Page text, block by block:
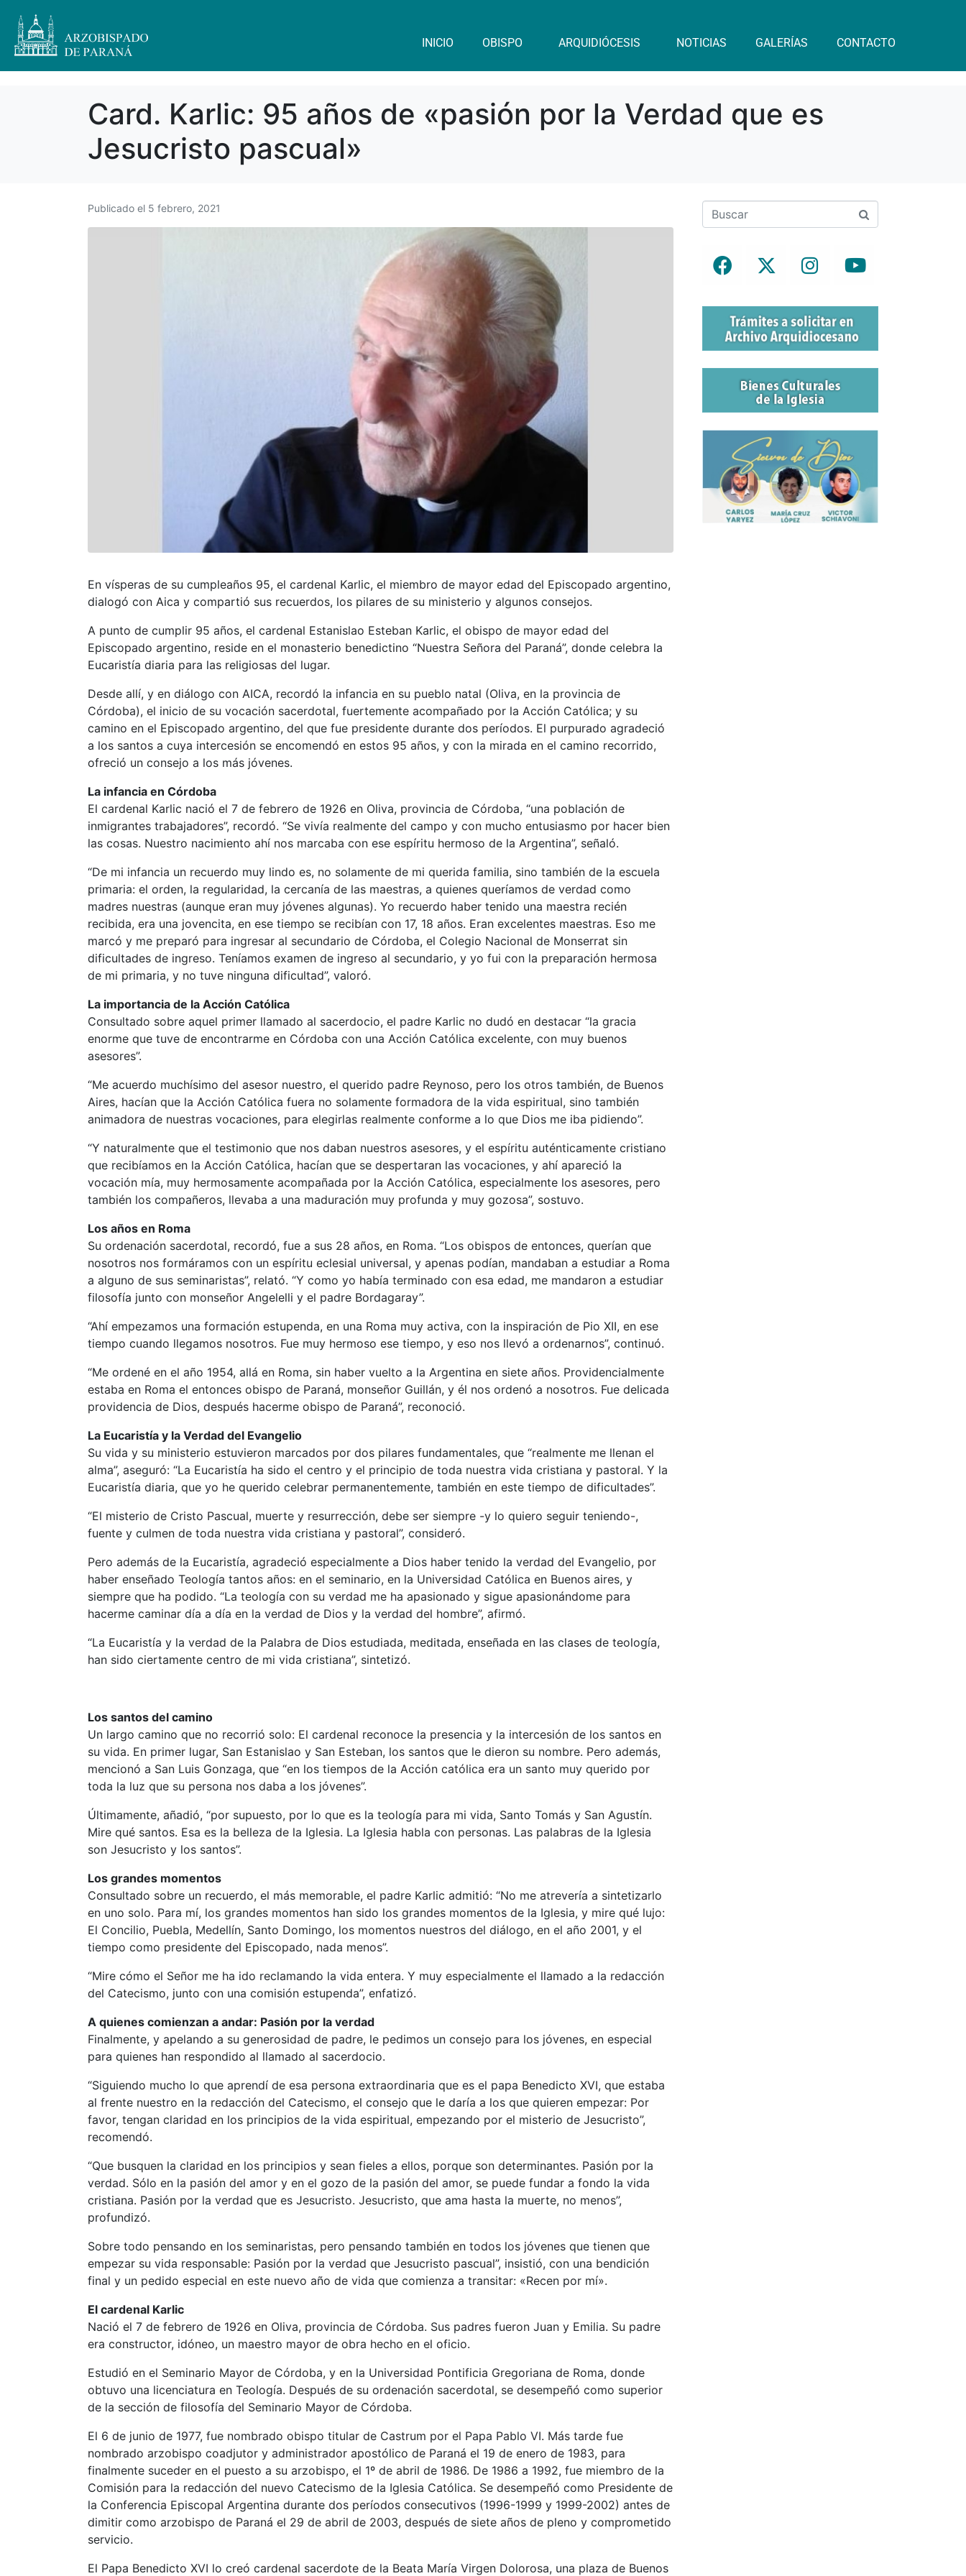
INICIO OBISPO ARQUIDIÓCESIS NOTICIAS GALERÍAS CONTACTO
Card. Karlic: 95 años de «pasión por la Verdad que es
Jesucristo pascual»
Publicado el 5 febrero, 2021
En vísperas de su cumpleaños 95, el cardenal Karlic, el miembro de mayor edad del Episcopado argentino,
dialogó con Aica y compartió sus recuerdos, los pilares de su ministerio y algunos consejos.
A punto de cumplir 95 años, el cardenal Estanislao Esteban Karlic, el obispo de mayor edad del
Episcopado argentino, reside en el monasterio benedictino “Nuestra Señora del Paraná”, donde celebra la
Eucaristía diaria para las religiosas del lugar.
Desde allí, y en diálogo con AICA, recordó la infancia en su pueblo natal (Oliva, en la provincia de
Córdoba), el inicio de su vocación sacerdotal, fuertemente acompañado por la Acción Católica; y su
camino en el Episcopado argentino, del que fue presidente durante dos períodos. El purpurado agradeció
a los santos a cuya intercesión se encomendó en estos 95 años, y con la mirada en el camino recorrido,
ofreció un consejo a los más jóvenes.
La infancia en Córdoba
El cardenal Karlic nació el 7 de febrero de 1926 en Oliva, provincia de Córdoba, “una población de
inmigrantes trabajadores”, recordó. “Se vivía realmente del campo y con mucho entusiasmo por hacer bien
las cosas. Nuestro nacimiento ahí nos marcaba con ese espíritu hermoso de la Argentina”, señaló.
“De mi infancia un recuerdo muy lindo es, no solamente de mi querida familia, sino también de la escuela
primaria: el orden, la regularidad, la cercanía de las maestras, a quienes queríamos de verdad como
madres nuestras (aunque eran muy jóvenes algunas). Yo recuerdo haber tenido una maestra recién
recibida, era una jovencita, en ese tiempo se recibían con 17, 18 años. Eran excelentes maestras. Eso me
marcó y me preparó para ingresar al secundario de Córdoba, el Colegio Nacional de Monserrat sin
dificultades de ingreso. Teníamos examen de ingreso al secundario, y yo fui con la preparación hermosa
de mi primaria, y no tuve ninguna dificultad”, valoró.
La importancia de la Acción Católica
Consultado sobre aquel primer llamado al sacerdocio, el padre Karlic no dudó en destacar “la gracia
enorme que tuve de encontrarme en Córdoba con una Acción Católica excelente, con muy buenos
asesores”.
“Me acuerdo muchísimo del asesor nuestro, el querido padre Reynoso, pero los otros también, de Buenos
Aires, hacían que la Acción Católica fuera no solamente formadora de la vida espiritual, sino también
animadora de nuestras vocaciones, para elegirlas realmente conforme a lo que Dios me iba pidiendo”.
“Y naturalmente que el testimonio que nos daban nuestros asesores, y el espíritu auténticamente cristiano
que recibíamos en la Acción Católica, hacían que se despertaran las vocaciones, y ahí apareció la
vocación mía, muy hermosamente acompañada por la Acción Católica, especialmente los asesores, pero
también los compañeros, llevaba a una maduración muy profunda y muy gozosa”, sostuvo.
Los años en Roma
Su ordenación sacerdotal, recordó, fue a sus 28 años, en Roma. “Los obispos de entonces, querían que
nosotros nos formáramos con un espíritu eclesial universal, y apenas podían, mandaban a estudiar a Roma
a alguno de sus seminaristas”, relató. “Y como yo había terminado con esa edad, me mandaron a estudiar
filosofía junto con monseñor Angelelli y el padre Bordagaray”.
“Ahí empezamos una formación estupenda, en una Roma muy activa, con la inspiración de Pio XII, en ese
tiempo cuando llegamos nosotros. Fue muy hermoso ese tiempo, y eso nos llevó a ordenarnos”, continuó.
“Me ordené en el año 1954, allá en Roma, sin haber vuelto a la Argentina en siete años. Providencialmente
estaba en Roma el entonces obispo de Paraná, monseñor Guillán, y él nos ordenó a nosotros. Fue delicada
providencia de Dios, después hacerme obispo de Paraná”, reconoció.
La Eucaristía y la Verdad del Evangelio
Su vida y su ministerio estuvieron marcados por dos pilares fundamentales, que “realmente me llenan el
alma”, aseguró: “La Eucaristía ha sido el centro y el principio de toda nuestra vida cristiana y pastoral. Y la
Eucaristía diaria, que yo he querido celebrar permanentemente, también en este tiempo de dificultades”.
“El misterio de Cristo Pascual, muerte y resurrección, debe ser siempre -y lo quiero seguir teniendo-,
fuente y culmen de toda nuestra vida cristiana y pastoral”, consideró.
Pero además de la Eucaristía, agradeció especialmente a Dios haber tenido la verdad del Evangelio, por
haber enseñado Teología tantos años: en el seminario, en la Universidad Católica en Buenos aires, y
siempre que ha podido. “La teología con su verdad me ha apasionado y sigue apasionándome para
hacerme caminar día a día en la verdad de Dios y la verdad del hombre”, afirmó.
“La Eucaristía y la verdad de la Palabra de Dios estudiada, meditada, enseñada en las clases de teología,
han sido ciertamente centro de mi vida cristiana”, sintetizó.
Los santos del camino
Un largo camino que no recorrió solo: El cardenal reconoce la presencia y la intercesión de los santos en
su vida. En primer lugar, San Estanislao y San Esteban, los santos que le dieron su nombre. Pero además,
mencionó a San Luis Gonzaga, que “en los tiempos de la Acción católica era un santo muy querido por
toda la luz que su persona nos daba a los jóvenes”.
Últimamente, añadió, “por supuesto, por lo que es la teología para mi vida, Santo Tomás y San Agustín.
Mire qué santos. Esa es la belleza de la Iglesia. La Iglesia habla con personas. Las palabras de la Iglesia
son Jesucristo y los santos”.
Los grandes momentos
Consultado sobre un recuerdo, el más memorable, el padre Karlic admitió: “No me atrevería a sintetizarlo
en uno solo. Para mí, los grandes momentos han sido los grandes momentos de la Iglesia, y mire qué lujo:
El Concilio, Puebla, Medellín, Santo Domingo, los momentos nuestros del diálogo, en el año 2001, y el
tiempo como presidente del Episcopado, nada menos”.
“Mire cómo el Señor me ha ido reclamando la vida entera. Y muy especialmente el llamado a la redacción
del Catecismo, junto con una comisión estupenda”, enfatizó.
A quienes comienzan a andar: Pasión por la verdad
Finalmente, y apelando a su generosidad de padre, le pedimos un consejo para los jóvenes, en especial
para quienes han respondido al llamado al sacerdocio.
“Siguiendo mucho lo que aprendí de esa persona extraordinaria que es el papa Benedicto XVI, que estaba
al frente nuestro en la redacción del Catecismo, el consejo que le daría a los que quieren empezar: Por
favor, tengan claridad en los principios de la vida espiritual, empezando por el misterio de Jesucristo”,
recomendó.
“Que busquen la claridad en los principios y sean fieles a ellos, porque son determinantes. Pasión por la
verdad. Sólo en la pasión del amor y en el gozo de la pasión del amor, se puede fundar a fondo la vida
cristiana. Pasión por la verdad que es Jesucristo. Jesucristo, que ama hasta la muerte, no menos”,
profundizó.
Sobre todo pensando en los seminaristas, pero pensando también en todos los jóvenes que tienen que
empezar su vida responsable: Pasión por la verdad que Jesucristo pascual”, insistió, con una bendición
final y un pedido especial en este nuevo año de vida que comienza a transitar: «Recen por mí».
El cardenal Karlic
Nació el 7 de febrero de 1926 en Oliva, provincia de Córdoba. Sus padres fueron Juan y Emilia. Su padre
era constructor, idóneo, un maestro mayor de obra hecho en el oficio.
Estudió en el Seminario Mayor de Córdoba, y en la Universidad Pontificia Gregoriana de Roma, donde
obtuvo una licenciatura en Teología. Después de su ordenación sacerdotal, se desempeñó como superior
de la sección de filosofía del Seminario Mayor de Córdoba.
El 6 de junio de 1977, fue nombrado obispo titular de Castrum por el Papa Pablo VI. Más tarde fue
nombrado arzobispo coadjutor y administrador apostólico de Paraná el 19 de enero de 1983, para
finalmente suceder en el puesto a su arzobispo, el 1º de abril de 1986. De 1986 a 1992, fue miembro de la
Comisión para la redacción del nuevo Catecismo de la Iglesia Católica. Se desempeñó como Presidente de
la Conferencia Episcopal Argentina durante dos períodos consecutivos (1996-1999 y 1999-2002) antes de
dimitir como arzobispo de Paraná el 29 de abril de 2003, después de siete años de pleno y comprometido
servicio.
El Papa Benedicto XVI lo creó cardenal sacerdote de la Beata María Virgen Dolorosa, una plaza de Buenos